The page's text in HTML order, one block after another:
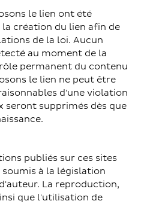
le lien ont été
création du lien afin de
de la loi. Aucun
au moment de la
permanent du contenu
le lien ne peut être
d'une violation
seront supprimés dès que
publiés sur ces sites
à la législation
La reproduction,
que l'utilisation de